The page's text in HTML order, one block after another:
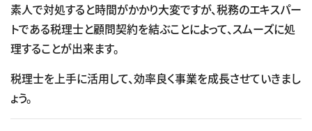
素人で対処すると時間がかかり大変ですが、税務のエキスパー
トである税理士と顧問契約を結ぶことによって、スムーズに処
理することが出来ます。
税理士を上手に活用して、効率良く事業を成長させていきまし
ょう。